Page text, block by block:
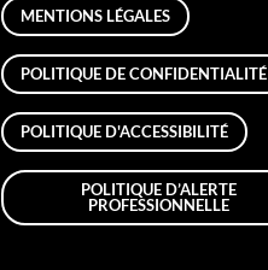
MENTIONS LÉGALES
POLITIQUE DE CONFIDENTIALITÉ
POLITIQUE D'ACCESSIBILITÉ
POLITIQUE D’ALERTE
PROFESSIONNELLE